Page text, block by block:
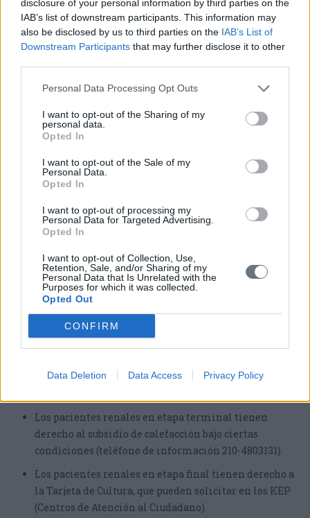
disclosure of your personal information by third parties on the
IAB’s list of downstream participants. This information may
also be disclosed by us to third parties on the IAB’s List of
Downstream Participants that may further disclose it to other
Personal Data Processing Opt Outs
I want to opt-out of the Sharing of my
personal data.
Opted In
I want to opt-out of the Sale of my
Personal Data.
Opted In
I want to opt-out of processing my
Personal Data for Targeted Advertising.
Opted In
I want to opt-out of Collection, Use,
Retention, Sale, and/or Sharing of my
Personal Data that Is Unrelated with the
Purposes for which it was collected.
Opted Out
CONFIRM
Data Deletion Data Access Privacy Policy
Los pacientes renales en etapa terminal, así como los
padres de hijos con insuficiencia renal en etapa
terminal que son empleados regulares o empleados
en relación laboral de derecho privado indefinida de
la repartición Pública, Personas Jurídicas de Derecho
de trabajo reducido en una (1) hora diaria (L.3731, BOE
263 volumen Α 23/12/2008, artículo 30/pár.8), así como
año (L. 3528, folio número 26 ,9/2/2007).
exentos de las tasas municipales (L. 3463 folio
número 114 volumen Β- 8/6/2006).
Los pacientes renales en etapa terminal quedan
exentos del Fondo Único de Empleados Autónomos
(E.T.A.A.) durante el tiempo en que se de esta situación
y bajo condiciones (L. 4021, BOE 218 volumen Α,
3/10/2011/POL: 1244, 1-12-2011).
empresa estatal de electricidad DEI, bajo condiciones
Los pacientes renales en etapa terminal tienen
derecho al subsidio de calefacción bajo ciertas
condiciones (teléfono de información 210-4803131).
Los pacientes renales en etapa final tienen derecho a
la Tarjeta de Cultura, que pueden solicitar en los KEP
(Centros de Atención al Ciudadano).